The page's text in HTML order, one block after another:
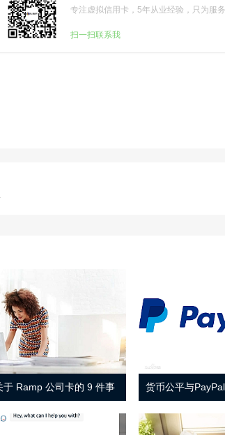
专注虚拟信用卡，5年从业经验，只为服
扫一扫联系我
于 Ramp 公司卡的 9 件事 货币公平与PayPal